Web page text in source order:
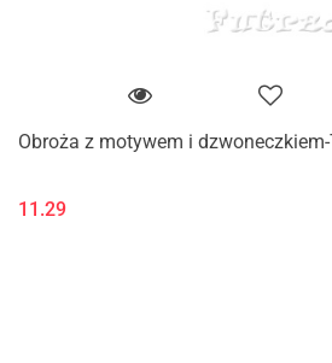
Obroża z motywem i
11.29